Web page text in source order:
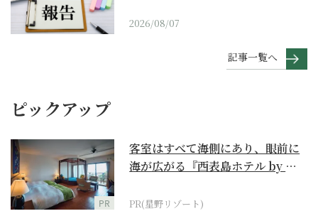
2026/08/07
記事一覧へ
ピックアップ
PR
客室はすべて海側にあり、眼前に
海が広がる『西表島ホテル by 星
PR(星野リゾート)